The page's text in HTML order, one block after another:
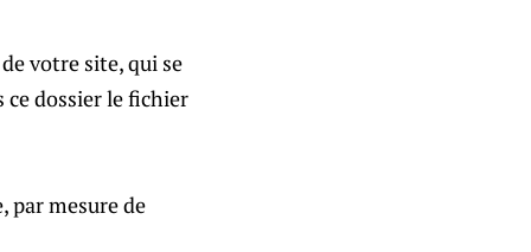
votre site, qui se
ce dossier le fichier
par mesure de